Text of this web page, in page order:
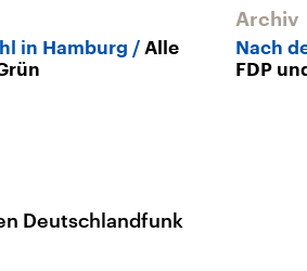
in Hamburg
Alle
Archiv
Nach
FDP
Deutschlandfunk